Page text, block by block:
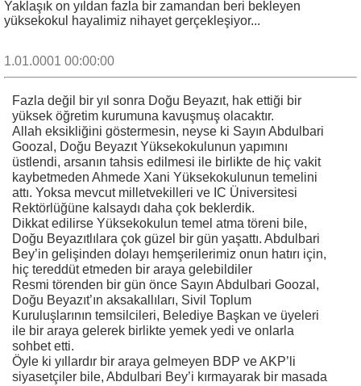
Yaklaşık on yıldan fazla bir zamandan beri bekleyen
yüksekokul hayalimiz nihayet gerçekleşiyor...
1.01.0001 00:00:00
Fazla değil bir yıl sonra Doğu Beyazıt, hak ettiği bir
yüksek öğretim kurumuna kavuşmuş olacaktır.
Allah eksikliğini göstermesin, neyse ki Sayın Abdulbari
Goozal, Doğu Beyazıt Yüksekokulunun yapımını
üstlendi, arsanın tahsis edilmesi ile birlikte de hiç vakit
kaybetmeden Ahmede Xani Yüksekokulunun temelini
attı. Yoksa mevcut milletvekilleri ve IC Üniversitesi
Rektörlüğüne kalsaydı daha çok beklerdik.
Dikkat edilirse Yüksekokulun temel atma töreni bile,
Doğu Beyazıtlılara çok güzel bir gün yaşattı. Abdulbari
Bey’in gelişinden dolayı hemşerilerimiz onun hatırı için,
hiç tereddüt etmeden bir araya gelebildiler
Resmi törenden bir gün önce Sayın Abdulbari Goozal,
Doğu Beyazıt’ın aksakallıları, Sivil Toplum
Kuruluşlarının temsilcileri, Belediye Başkan ve üyeleri
ile bir araya gelerek birlikte yemek yedi ve onlarla
sohbet etti.
Öyle ki yıllardır bir araya gelmeyen BDP ve AKP’li
siyasetçiler bile, Abdulbari Bey’i kırmayarak bir masada